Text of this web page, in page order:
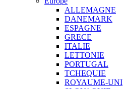
ALLEMAGNE
DANEMARK
ESPAGNE
GRECE
ITALIE
LETTONIE
PORTUGAL
TCHEQUIE
ROYAUME-UNI